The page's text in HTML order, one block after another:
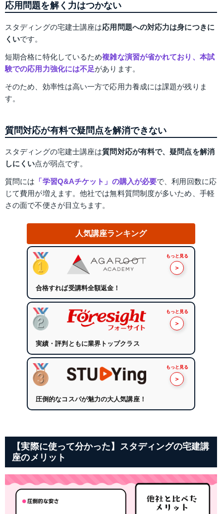
応用問題を解く力はつかない
スタディングの宅建士講座は応用問題への対応力は身につきに
くいです。
短期合格に特化しているため複雑な演習が省かれており、本試
験での応用力強化には不足があります。
そのため、効率性は高い一方で応用力養成には課題が残りま
す。
質問対応が有料で疑問点を解消できない
スタディングの宅建士講座は質問対応が有料で、疑問点を解消
しにくい点が弱点です。
質問には 「学習Q&Aチケット」の購入が必要で、利用回数に応
じて費用が増えます。他社では無料質問制度が多いため、手軽
さの面で不便さが目立ちます。
人気講座ランキング
もっと見る
＞
合格すれば受講料全額返金！
もっと見る
＞
実績・評判ともに業界トップクラス
もっと見る
＞
圧倒的なコスパが魅力の大人気講座！
【実際に使って分かった】スタディングの宅建講
座のメリット